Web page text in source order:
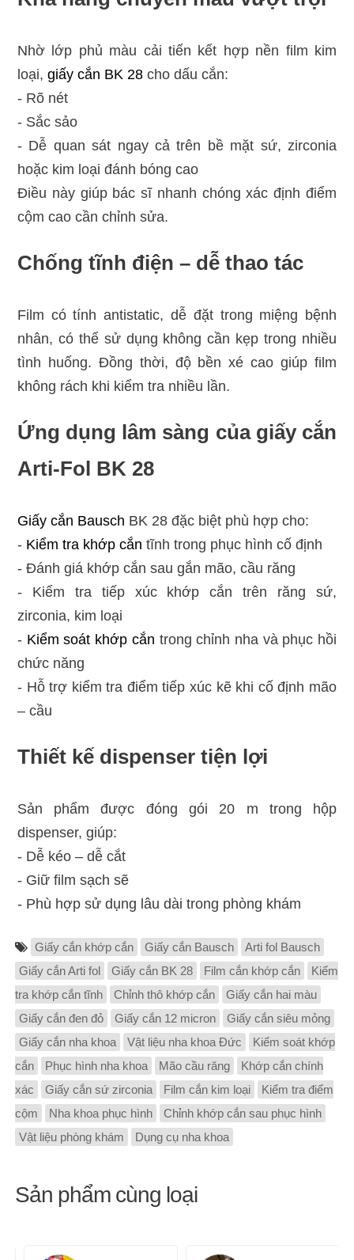
Nhờ lớp phủ màu cải tiến kết hợp nền film kim
loại, giấy cắn BK 28cho dấu cắn:
- Rõ nét
- Sắc sảo
- Dễ quan sát ngay cả trên bề mặt sứ, zirconia
hoặc kim loại đánh bóng cao
Điều này giúp bác sĩ nhanh chóng xác định điểm
cộm cao cần chỉnh sửa.
Chống tĩnh điện – dễ thao tác
Film có tính antistatic, dễ đặt trong miệng bệnh
nhân, có thể sử dụng không cần kẹp trong nhiều
tình huống. Đồng thời, độ bền xé cao giúp film
không rách khi kiểm tra nhiều lần.
Ứng dụng lâm sàng của giấy cắn
Arti-Fol BK 28
Giấy cắn Bausch BK 28 đặc biệt phù hợp cho:
- Kiểm tra khớp cắn tĩnh trong phục hình cố định
- Đánh giá khớp cắn sau gắn mão, cầu răng
- Kiểm tra tiếp xúc khớp cắn trên răng sứ,
zirconia, kim loại
- Kiểm soát khớp cắn trong chỉnh nha và phục hồi
chức năng
- Hỗ trợ kiểm tra điểm tiếp xúc kẽ khi cố định mão
– cầu
Thiết kế dispenser tiện lợi
Sản phẩm được đóng gói 20 m trong hộp
dispenser, giúp:
- Dễ kéo – dễ cắt
- Giữ film sạch sẽ
- Phù hợp sử dụng lâu dài trong phòng khám
Giấy cắn khớp cắn Giấy cắn Bausch
Arti fol Bausch
Giấy cắn Arti fol
Giấy cắn BK 28 Film cắn khớp cắn
Kiểm
tra khớp cắn tĩnh
Chỉnh thô khớp cắn
Giấy cắn hai màu
Giấy cắn đen đỏ
Giấy cắn 12 micron
Giấy cắn siêu mỏng
Giấy cắn nha khoa
Vật liệu nha khoa Đức
Kiểm soát khớp
cắn
Phục hình nha khoa Mão cầu răng
Khớp cắn chính
xác
Giấy cắn sứ zirconia Film cắn kim loại
Kiểm tra điểm
cộm
Nha khoa phục hình
Chỉnh khớp cắn sau phục hình
Vật liệu phòng khám
Dụng cụ nha khoa
Sản phẩm cùng loại